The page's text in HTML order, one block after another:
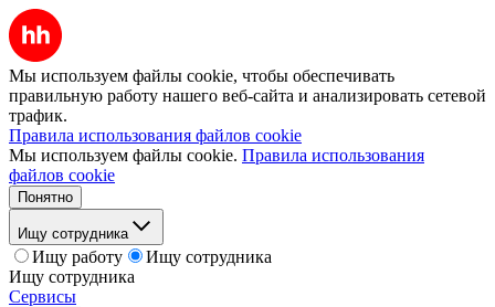
Мы используем файлы cookie, чтобы обеспечивать
правильную работу нашего веб-сайта и анализировать сетевой
трафик.
Правила использования файлов cookie
Мы используем файлы cookie. Правила использования
файлов cookie
Понятно
Ищу сотрудника
Ищу работу
Ищу сотрудника
Ищу сотрудника
Сервисы